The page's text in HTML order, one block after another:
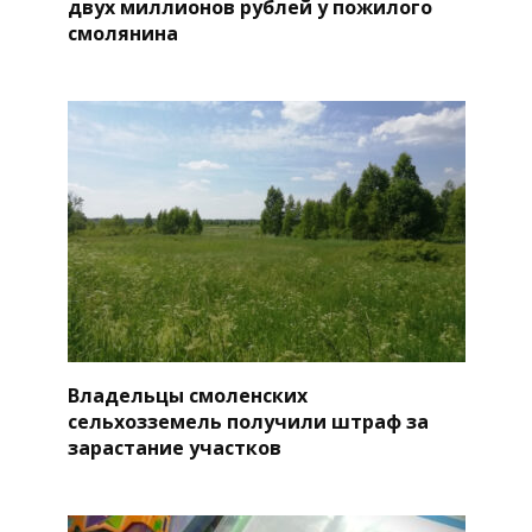
двух миллионов рублей у пожилого
смолянина
Владельцы смоленских
сельхозземель получили штраф за
зарастание участков